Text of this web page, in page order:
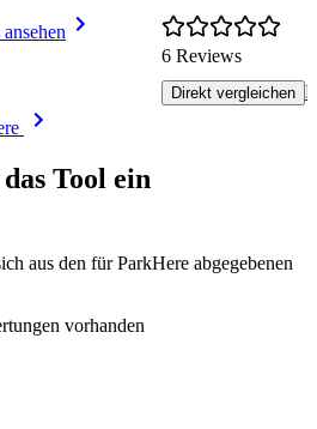
6 Reviews
Direkt vergleichen
das Tool ein
aus den für ParkHere abgegebenen
vorhanden